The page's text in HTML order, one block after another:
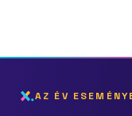
AZ ÉV